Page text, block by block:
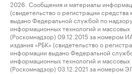
2026. Сообщения и материалы
(свидетельство о регистрации
выдано Федеральной службой по
информационных технологий и
(Роскомнадзор) 09.12.2015 за номером
издания «РБК» (свидетельство о
информации выдано Федеральной
информационных технологий и
(Роскомнадзор) 03.12.2021 за номером